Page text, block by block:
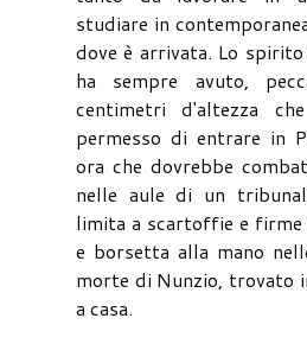
studiare in
dove è arrivata. Lo
ha sempre avuto,
centimetri d'altezza
permesso di entrare in
ora che dovrebbe
nelle aule di un
limita a scartoffie e
e borsetta alla mano
morte di Nunzio, trovato
a casa.